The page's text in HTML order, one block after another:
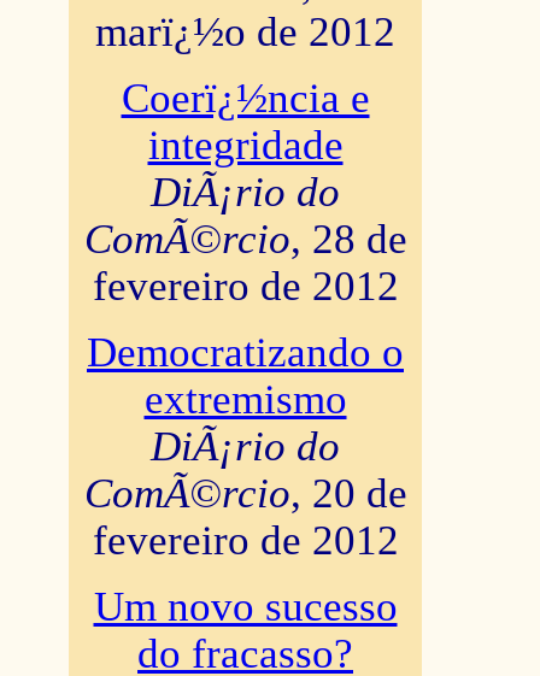
marï¿½o de 2012
Coerï¿½ncia e
integridade
DiÃ¡rio do
ComÃ©rcio, 28 de
fevereiro de 2012
Democratizando o
extremismo
DiÃ¡rio do
ComÃ©rcio, 20 de
fevereiro de 2012
Um novo sucesso
do fracasso?